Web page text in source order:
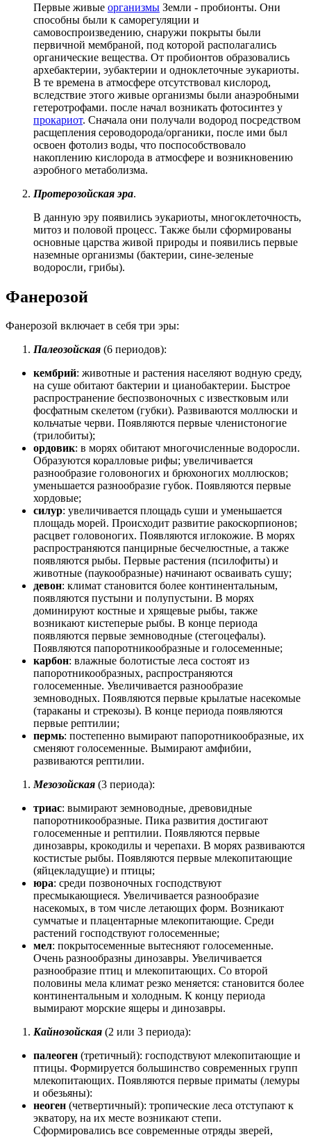
Первые живые организмы Земли - пробионты. Они
способны были к саморегуляции и
самовоспроизведению, снаружи покрыты были
первичной мембраной, под которой располагались
органические вещества. От пробионтов образовались
архебактерии, эубактерии и одноклеточные эукариоты.
В те времена в атмосфере отсутствовал кислород,
вследствие этого живые организмы были анаэробными
гетеротрофами. после начал возникать фотосинтез у
прокариот. Сначала они получали водород посредством
расщепления сероводорода/органики, после ими был
освоен фотолиз воды, что поспособствовало
накоплению кислорода в атмосфере и возникновению
аэробного метаболизма.
Протерозойская эра.
В данную эру появились эукариоты, многоклеточность,
митоз и половой процесс. Также были сформированы
основные царства живой природы и появились первые
наземные организмы (бактерии, сине-зеленые
водоросли, грибы).
Фанерозой
Фанерозой включает в себя три эры:
Палеозойская (6 периодов):
кембрий: животные и растения населяют водную среду,
на суше обитают бактерии и цианобактерии. Быстрое
распространение беспозвоночных с известковым или
фосфатным скелетом (губки). Развиваются моллюски и
кольчатые черви. Появляются первые членистоногие
(трилобиты);
ордовик: в морях обитают многочисленные водоросли.
Образуются коралловые рифы; увеличивается
разнообразие головоногих и брюхоногих моллюсков;
уменьшается разнообразие губок. Появляются первые
хордовые;
силур: увеличивается площадь суши и уменьшается
площадь морей. Происходит развитие ракоскорпионов;
расцвет головоногих. Появляются иглокожие. В морях
распространяются панцирные бесчелюстные, а также
появляются рыбы. Первые растения (псилофиты) и
животные (паукообразные) начинают осваивать сушу;
девон: климат становится более континентальным,
появляются пустыни и полупустыни. В морях
доминируют костные и хрящевые рыбы, также
возникают кистеперые рыбы. В конце периода
появляются первые земноводные (стегоцефалы).
Появляются папоротникообразные и голосеменные;
карбон: влажные болотистые леса состоят из
папоротникообразных, распространяются
голосеменные. Увеличивается разнообразие
земноводных. Появляются первые крылатые насекомые
(тараканы и стрекозы). В конце периода появляются
первые рептилии;
пермь: постепенно вымирают папоротникообразные, их
сменяют голосеменные. Вымирают амфибии,
развиваются рептилии.
Мезозойская (3 периода):
триас: вымирают земноводные, древовидные
папоротникообразные. Пика развития достигают
голосеменные и рептилии. Появляются первые
динозавры, крокодилы и черепахи. В морях развиваются
костистые рыбы. Появляются первые млекопитающие
(яйцекладущие) и птицы;
юра: среди позвоночных господствуют
пресмыкающиеся. Увеличивается разнообразие
насекомых, в том числе летающих форм. Возникают
сумчатые и плацентарные млекопитающие. Среди
растений господствуют голосеменные;
мел: покрытосеменные вытесняют голосеменные.
Очень разнообразны динозавры. Увеличивается
разнообразие птиц и млекопитающих. Со второй
половины мела климат резко меняется: становится более
континентальным и холодным. К концу периода
вымирают морские ящеры и динозавры.
Кайнозойская (2 или 3 периода):
палеоген (третичный): господствуют млекопитающие и
птицы. Формируется большинство современных групп
млекопитающих. Появляются первые приматы (лемуры
и обезьяны):
неоген (четвертичный): тропические леса отступают к
экватору, на их месте возникают степи.
Сформировались все современные отряды зверей,